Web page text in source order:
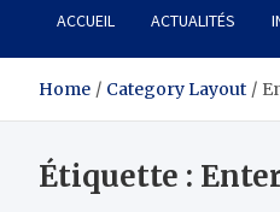
ACCUEIL ACTUALITÉS
Home Category Layout
Étiquette :